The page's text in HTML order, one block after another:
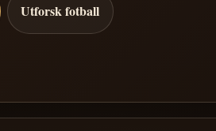
Utforsk fotball